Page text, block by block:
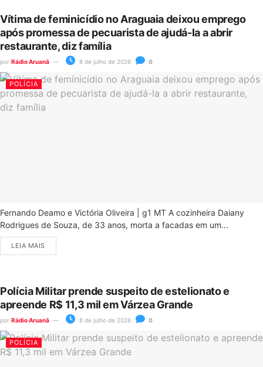
Vítima de feminicídio no Araguaia deixou emprego
após promessa de pecuarista de ajudá-la a abrir
restaurante, diz família
por Rádio Aruanã 8 de julho de 2026 0
POLÍCIA
Fernando Deamo e Victória Oliveira | g1 MT A cozinheira Daiany
Rodrigues de Souza, de 33 anos, morta a facadas em um...
LEIA MAIS
Polícia Militar prende suspeito de estelionato e
apreende R$ 11,3 mil em Várzea Grande
por Rádio Aruanã 8 de julho de 2026 0
POLÍCIA